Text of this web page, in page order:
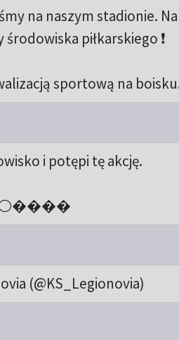
na naszym stadionie.
piłkarskiego ❗
sportową na
i potępi tę akcję.
(@KS_Legionovia)